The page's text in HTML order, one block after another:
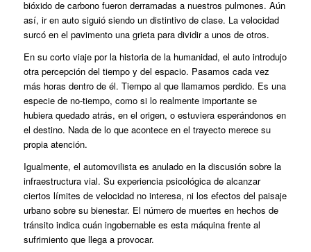
bióxido de carbono fueron derramadas a nuestros pulmones. Aún
así, ir en auto siguió siendo un distintivo de clase. La velocidad
surcó en el pavimento una grieta para dividir a unos de otros.
En su corto viaje por la historia de la humanidad, el auto introdujo
otra percepción del tiempo y del espacio. Pasamos cada vez
más horas dentro de él. Tiempo al que llamamos perdido. Es una
especie de no-tiempo, como si lo realmente importante se
hubiera quedado atrás, en el origen, o estuviera esperándonos en
el destino. Nada de lo que acontece en el trayecto merece su
propia atención.
Igualmente, el automovilista es anulado en la discusión sobre la
infraestructura vial. Su experiencia psicológica de alcanzar
ciertos límites de velocidad no interesa, ni los efectos del paisaje
urbano sobre su bienestar. El número de muertes en hechos de
tránsito indica cuán ingobernable es esta máquina frente al
sufrimiento que llega a provocar.